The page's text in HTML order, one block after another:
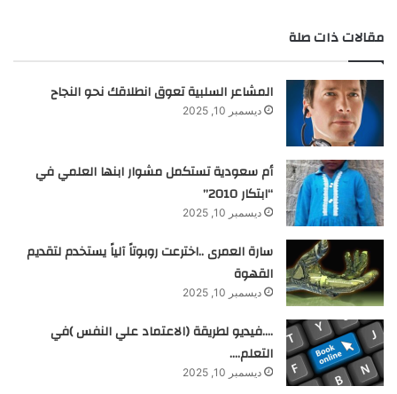
مقالات ذات صلة
المشاعر السلبية تعوق انطلاقك نحو النجاح
ديسمبر 10, 2025
أم سعودية تستكمل مشوار ابنها العلمي في
“ابتكار 2010”
ديسمبر 10, 2025
سارة العمرى ..اخترعت روبوتاً آلياً يستخدم لتقديم
القهوة
ديسمبر 10, 2025
….فيديو لطريقة (الاعتماد علي النفس )في
التعلم….
ديسمبر 10, 2025